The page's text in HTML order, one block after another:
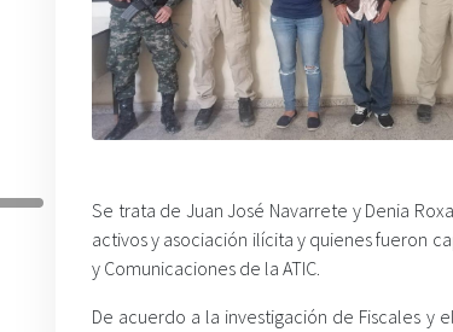
Se trata de Juan José Navarrete y Denia
activos y asociación ilícita y quienes fueron
y Comunicaciones de la ATIC.
De acuerdo a la investigación de Fiscales